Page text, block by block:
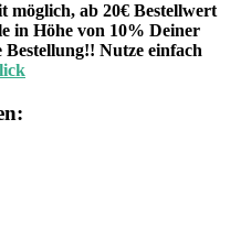
möglich, ab 20€ Bestellwert
in Höhe von 10% Deiner
Bestellung!! Nutze einfach